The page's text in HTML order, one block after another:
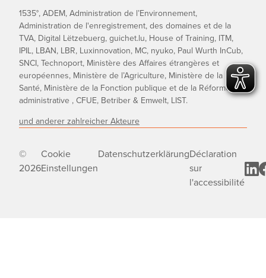
1535°, ADEM, Administration de l’Environnement,
Administration de l'enregistrement, des domaines et de la
TVA, Digital Lëtzebuerg, guichet.lu, House of Training, ITM,
IPIL, LBAN, LBR, Luxinnovation, MC, nyuko, Paul Wurth InCub,
SNCI, Technoport, Ministère des Affaires étrangères et
européennes, Ministère de l’Agriculture, Ministère de la
Santé, Ministère de la Fonction publique et de la Réforme
administrative , CFUE, Betriber & Emwelt, LIST.
und anderer zahlreicher Akteure
©
2026
Cookie
Einstellungen
DatenschutzerklärungDéclaration
sur
l'accessibilité